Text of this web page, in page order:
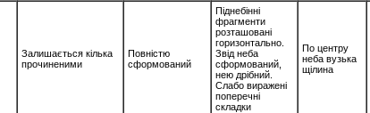
Залишається кілька
прочиненими
Повністю
сформований
Піднебінні
фрагменти
розташовані
горизонтально.
Звід неба
сформований,
нею дрібний.
Слабо виражені
поперечні
складки
По центру
неба вузька
щілина